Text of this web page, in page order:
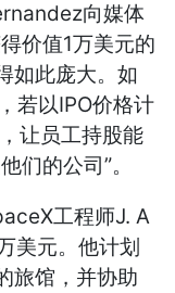
向媒体
价值1万美元的
如此庞大。如
若以IPO价格计
让员工持股能
们的公司”。
工程师J. A
美元。他计划
旅馆，并协助